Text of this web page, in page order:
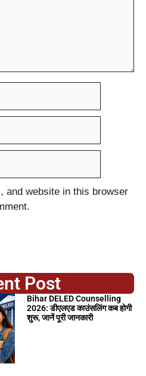
and website in this browser
Post
Bihar DELED Counselling
2026: डीएलएड काउंसलिंग कब होगी
शुरू, जानें पूरी जानकारी